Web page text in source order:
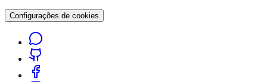
Configurações de cookies